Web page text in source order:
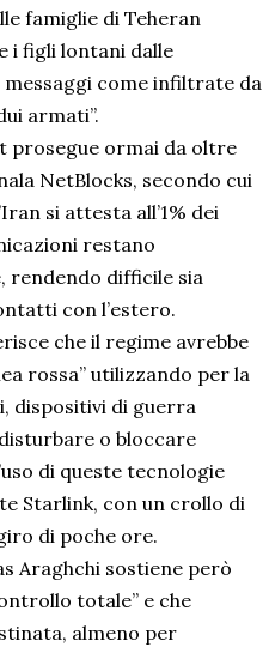
famiglie di Teheran
i figli lontani dalle
come infiltrate da
armati”.
prosegue ormai da oltre
NetBlocks, secondo cui
si attesta all’1% dei
restano
rendendo difficile sia
con l’estero.
che il regime avrebbe
rossa” utilizzando per la
dispositivi di guerra
o bloccare
di queste tecnologie
Starlink, con un crollo di
di poche ore.
Araghchi sostiene però
totale” e che
almeno per